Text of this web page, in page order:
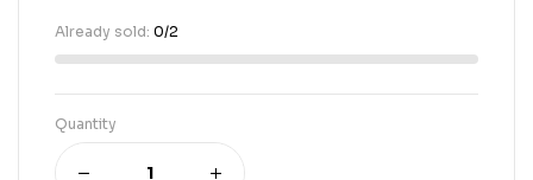
Already sold: 0/2
Quantity